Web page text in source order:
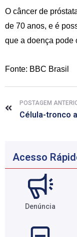
O câncer de
de 70 anos, e é
que a doença pode
Fonte: BBC Brasil
POSTAGEM
Acesso
Denúncia